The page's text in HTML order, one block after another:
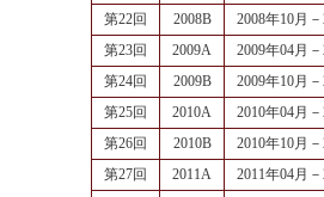
第22回
2008B
2008年10月
第23回
2009A
2009年04月
第24回
2009B
2009年10月
第25回
2010A
2010年04月
第26回
2010B
2010年10月
第27回
2011A
2011年04月